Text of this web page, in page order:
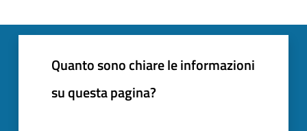
Quanto sono chiare le informazioni
su questa pagina?